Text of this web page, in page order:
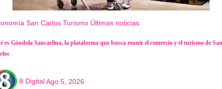
San Carlos Turismo Últimas noticias
es Góndola Sancarlina, la plataforma que busca reunir el comercio y el turismo de San
8 DigitalAgo 5, 2026